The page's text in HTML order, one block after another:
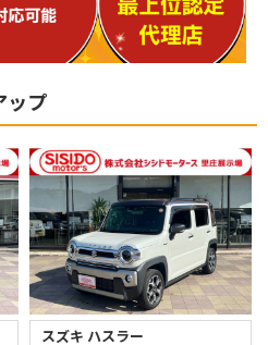
ップ
スズキ ハスラー